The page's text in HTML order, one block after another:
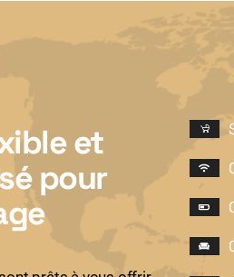
et
pour